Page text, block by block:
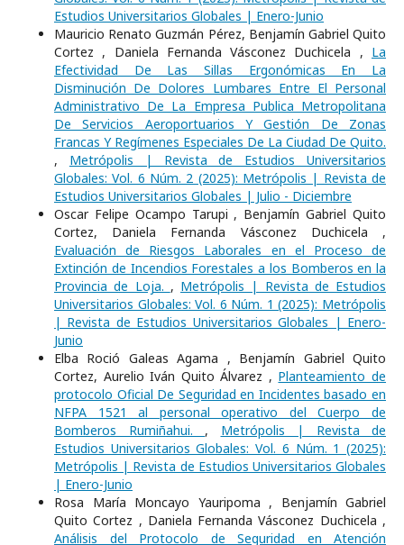
Estudios Universitarios Globales | Enero-Junio
Mauricio Renato Guzmán Pérez, Benjamín Gabriel Quito
Cortez , Daniela Fernanda Vásconez Duchicela , La
Efectividad De Las Sillas Ergonómicas En La
Disminución De Dolores Lumbares Entre El Personal
Administrativo De La Empresa Publica Metropolitana
De Servicios Aeroportuarios Y Gestión De Zonas
Francas Y Regímenes Especiales De La Ciudad De Quito.
, Metrópolis | Revista de Estudios Universitarios
Globales: Vol. 6 Núm. 2 (2025): Metrópolis | Revista de
Estudios Universitarios Globales | Julio - Diciembre
Oscar Felipe Ocampo Tarupi , Benjamín Gabriel Quito
Cortez, Daniela Fernanda Vásconez Duchicela ,
Evaluación de Riesgos Laborales en el Proceso de
Extinción de Incendios Forestales a los Bomberos en la
Provincia de Loja. , Metrópolis | Revista de Estudios
Universitarios Globales: Vol. 6 Núm. 1 (2025): Metrópolis
| Revista de Estudios Universitarios Globales | Enero-
Junio
Elba Roció Galeas Agama , Benjamín Gabriel Quito
Cortez, Aurelio Iván Quito Álvarez , Planteamiento de
protocolo Oficial De Seguridad en Incidentes basado en
NFPA 1521 al personal operativo del Cuerpo de
Bomberos Rumiñahui. , Metrópolis | Revista de
Estudios Universitarios Globales: Vol. 6 Núm. 1 (2025):
Metrópolis | Revista de Estudios Universitarios Globales
| Enero-Junio
Rosa María Moncayo Yauripoma , Benjamín Gabriel
Quito Cortez , Daniela Fernanda Vásconez Duchicela ,
Análisis del Protocolo de Seguridad en Atención